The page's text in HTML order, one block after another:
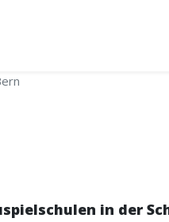
in der